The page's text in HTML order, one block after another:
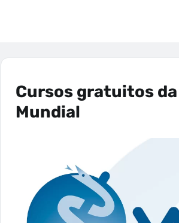
Cursos gratuitos
Mundial